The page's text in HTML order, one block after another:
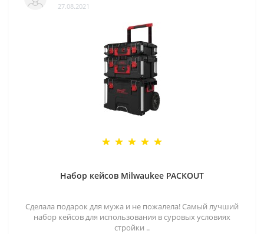
27.08.2021
Набор кейсов Milwaukee PACKOUT
Сделала подарок для мужа и не пожалела! Самый лучший
набор кейсов для использования в суровых условиях
стройки ..